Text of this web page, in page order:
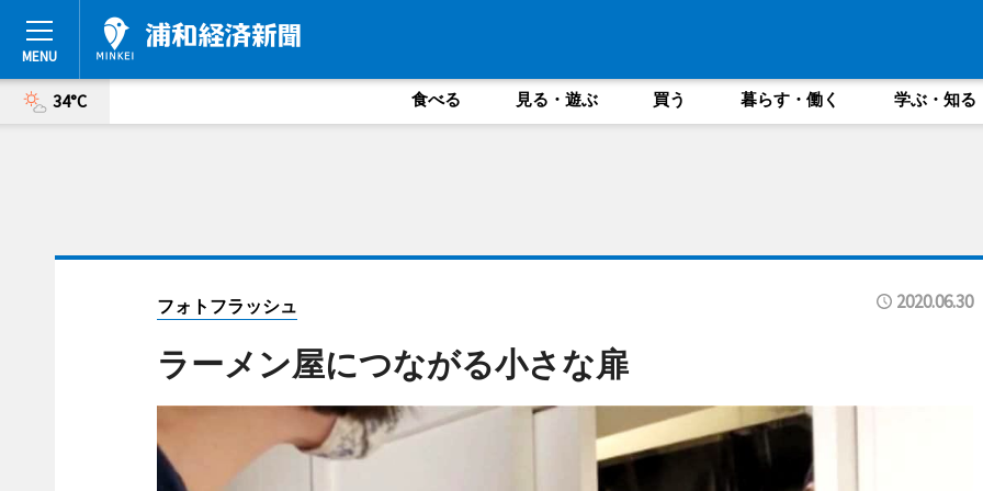
34°C 食べる 見る・遊ぶ 買う 暮らす・働く 学ぶ・知る
フォトフラッシュ 2020.06.30
ラーメン屋につながる小さな扉